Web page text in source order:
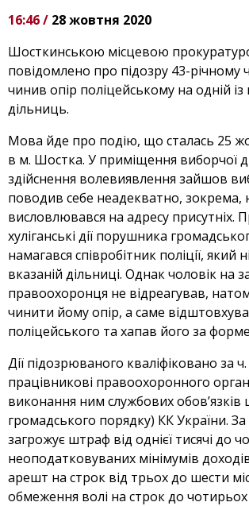
16:46 / 28 жовтня 2020
Шосткинською місцевою
повідомлено про підозру 43-річному
чинив опір поліцейському на одній
дільниць.
Мова йде про подію, що сталась 25
в м. Шостка. У приміщення виборчої
здійснення волевиявлення зайшов
поводив себе неадекватно, зокрема,
висловлювався на адресу присутніх.
хуліганські дії порушника
намагався співробітник поліції, який
вказаній дільниці. Однак чоловік на
правоохоронця не відреагував,
чинити йому опір, а саме
поліцейського та хапав його за
Дії підозрюваного кваліфіковано за ч.
працівникові правоохоронного
виконання ним службових
громадського порядку) КК України.
загрожує штраф від однієї тисячі до
неоподатковуваних мінімумів
арешт на строк від трьох до шести
обмеження волі на строк до чотирьох